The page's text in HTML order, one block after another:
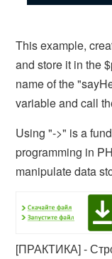
This example,
and store it in the
name of the
variable and call
Using "->" is a
programming in
manipulate data
[ПРАКТИКА] -